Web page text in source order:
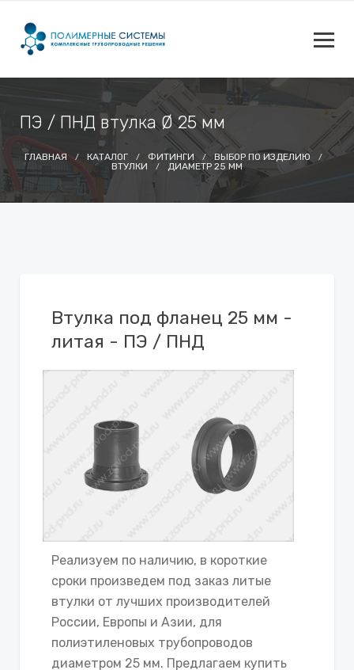
ПЭ / ПНД втулка Ø 25 мм
ГЛАВНАЯ КАТАЛОГ ФИТИНГИ
ВЫБОР ПО ИЗДЕЛИЮ
ВТУЛКИ
ДИАМЕТР 25 ММ
Втулка под фланец 25 мм -
литая - ПЭ / ПНД
Реализуем по наличию, в короткие
сроки произведем под заказ литые
втулки от лучших производителей
России, Европы и Азии, для
полиэтиленовых трубопроводов
диаметром 25 мм. Предлагаем купить